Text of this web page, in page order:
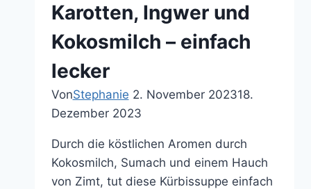
Karotten, Ingwer und
Kokosmilch – einfach
lecker
VonStephanie 2. November 202318.
Dezember 2023
Durch die köstlichen Aromen durch
Kokosmilch, Sumach und einem Hauch
von Zimt, tut diese Kürbissuppe einfach